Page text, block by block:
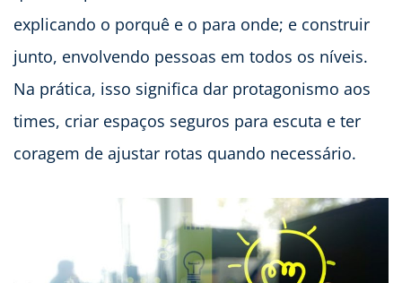
explicando o porquê e o para onde; e construir
junto, envolvendo pessoas em todos os níveis.
Na prática, isso significa dar protagonismo aos
times, criar espaços seguros para escuta e ter
coragem de ajustar rotas quando necessário.